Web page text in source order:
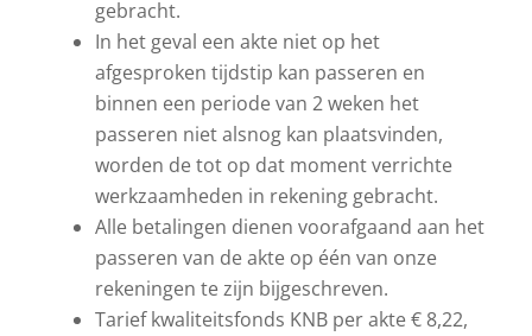
gebracht.
In het geval een akte niet op het
afgesproken tijdstip kan passeren en
binnen een periode van 2 weken het
passeren niet alsnog kan plaatsvinden,
worden de tot op dat moment verrichte
werkzaamheden in rekening gebracht.
Alle betalingen dienen voorafgaand aan het
passeren van de akte op één van onze
rekeningen te zijn bijgeschreven.
Tarief kwaliteitsfonds KNB per akte € 8,22,